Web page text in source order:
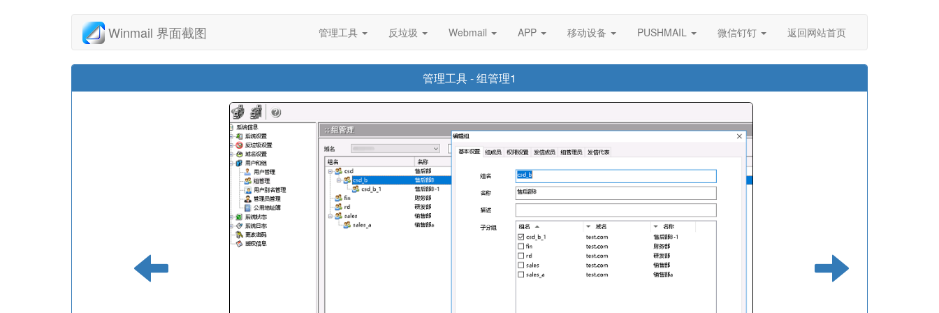
Winmail 界面截图 管理工具 反垃圾 Webmail APP 移动设备 PUSHMAIL 微信钉钉 返回网站首页
管理工具 - 组管理1